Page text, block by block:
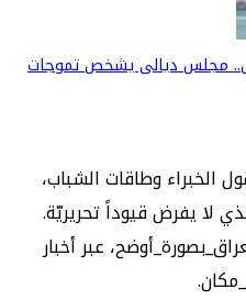
مجلس ديالى يشخص تموجات
الخبراء وطاقات الشباب،
لا يفرض قيوداً تحريريّة.
عبر أخبار